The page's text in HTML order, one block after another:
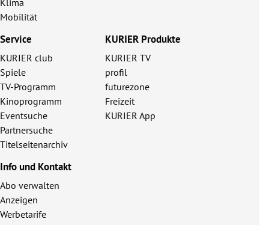
Mobilität
Service
KURIER club
Spiele
TV-Programm
Kinoprogramm
Eventsuche
Partnersuche
Titelseitenarchiv
KURIER Produkte
KURIER TV
profil
futurezone
Freizeit
KURIER App
Info und Kontakt
Abo verwalten
Anzeigen
Werbetarife